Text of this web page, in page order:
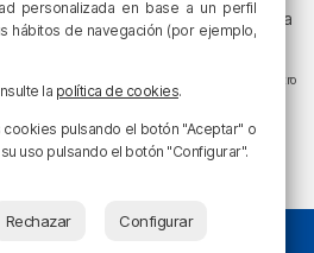
vasco juanma jubera LaLiga LaLiga
Osakidetza planes
Teatro
tráfico
personalizada en base a un perfil
hábitos de navegación (por ejemplo,
la política de cookies.
pulsando el botón "Aceptar" o
uso pulsando el botón "Configurar".
Rechazar Configurar